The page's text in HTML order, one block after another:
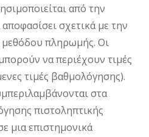
από την
σχετικά με την
μεθόδου πληρωμής. Οι
να περιέχουν τιμές
τιμές βαθμολόγησης).
στα
πιστοληπτικής
μια επιστημονικά